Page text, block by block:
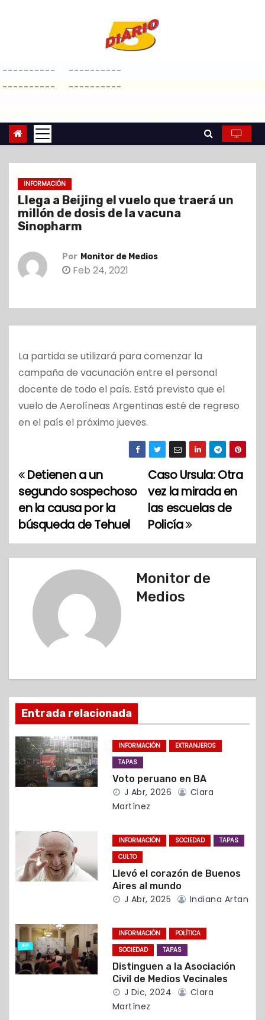
a
r
l
----------
----------
----------
----------
INFORMACIÓN
Llega a Beijing el vuelo que traerá un
millón de dosis de la vacuna
Sinopharm
Por Monitor de Medios
Feb 24, 2021
La partida se utilizará para comenzar la
campaña de vacunación entre el personal
docente de todo el país. Está previsto que el
vuelo de Aerolíneas Argentinas esté de regreso
en el país el próximo jueves.
N
a
v
e
ó
n
d
e
e
t
a
a
s
Caso Ursula: Otra
vez la mirada en
las escuelas de
Policía
Detienen a un
segundo sospechoso
en la causa por la
búsqueda de Tehuel
Monitor de
Medios
Entrada relacionada
INFORMACIÓN
EXTRANJEROS
TAPAS
Voto peruano en BA
J Abr, 2026
Clara
Martínez
INFORMACIÓN SOCIEDAD
TAPAS
CULTO
Llevó el corazón de Buenos
Aires al mundo
J Abr, 2025 Indiana Artan
INFORMACIÓN
POLÍTICA
SOCIEDAD
TAPAS
Distinguen a la Asociación
Civil de Medios Vecinales
J Dic, 2024
Clara
Martínez